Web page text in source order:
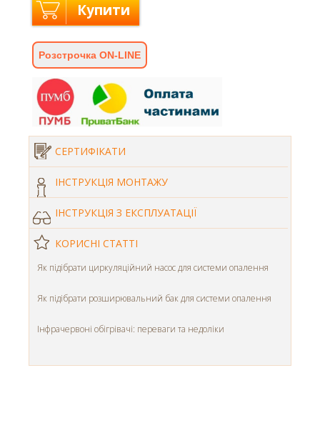
Купити
Розстрочка ON-LINE
СЕРТИФІКАТИ
ІНСТРУКЦІЯ МОНТАЖУ
ІНСТРУКЦІЯ З ЕКСПЛУАТАЦІЇ
КОРИСНІ СТАТТІ
Як підібрати циркуляційний насос для системи опалення
Як підібрати розширювальний бак для системи опалення
Інфрачервоні обігрівачі: переваги та недоліки